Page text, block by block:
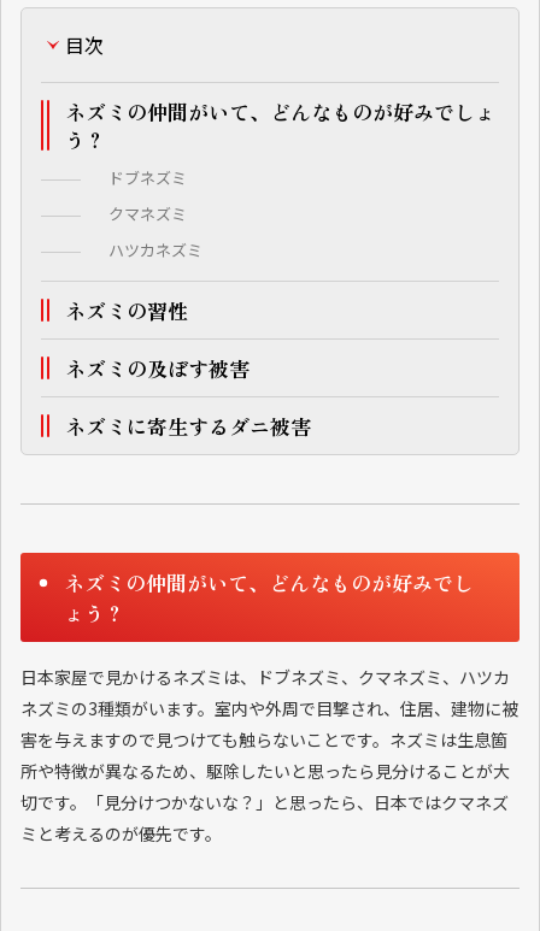
目次
ネズミの仲間がいて、どんなものが好みでしょ
う？
ドブネズミ
クマネズミ
ハツカネズミ
ネズミの習性
ネズミの及ぼす被害
ネズミに寄生するダニ被害
ネズミの仲間がいて、どんなものが好みでし
ょう？
日本家屋で見かけるネズミは、ドブネズミ、クマネズミ、ハツカ
ネズミの3種類がいます。室内や外周で目撃され、住居、建物に被
害を与えますので見つけても触らないことです。ネズミは生息箇
所や特徴が異なるため、駆除したいと思ったら見分けることが大
切です。「見分けつかないな？」と思ったら、日本ではクマネズ
ミと考えるのが優先です。